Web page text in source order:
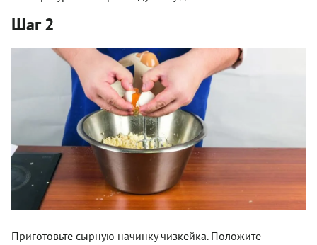
Шаг 2
Приготовьте сырную начинку чизкейка. Положите